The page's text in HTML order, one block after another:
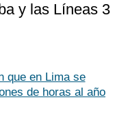
y las Líneas 3
que en Lima se
de horas al año